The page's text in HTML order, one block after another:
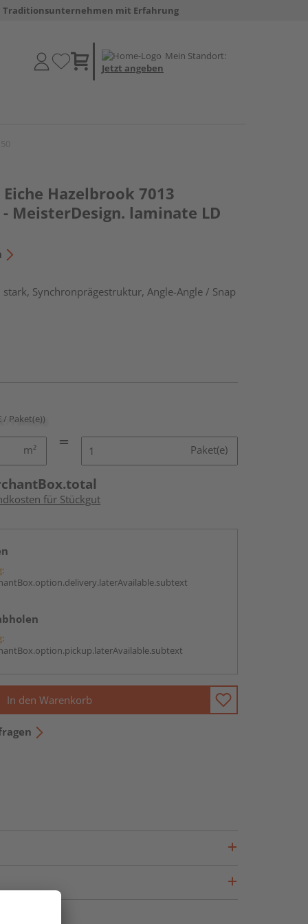
Traditionsunternehmen mit Erfahrung
Mein Standort:
Jetzt angeben
Hazelbrook 7013
MeisterDesign. laminate LD
Synchronprägestruktur, Angle-Angle / Snap
/ Paket(e))
m² Paket(e)
für Stückgut
In den Warenkorb